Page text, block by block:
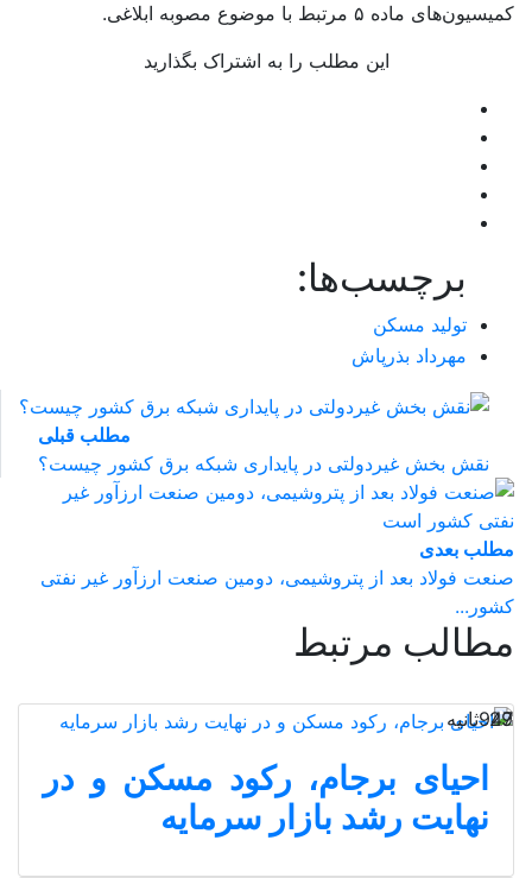
کمیسیون‌های ماده ۵ مرتبط با موضوع مصوبه ابلاغی.
این مطلب را به اشتراک بگذارید
برچسب‌ها:
تولید مسکن
مهرداد بذرپاش
مطلب قبلی
نقش‌ بخش غیردولتی در پایداری شبکه برق کشور چیست؟
مطلب بعدی
صنعت فولاد بعد از پتروشیمی، دومین صنعت ارزآور غیر نفتی
کشور...
مطالب مرتبط
29 ثانیه
947
احیای برجام، رکود مسکن و در
نهایت رشد بازار سرمایه